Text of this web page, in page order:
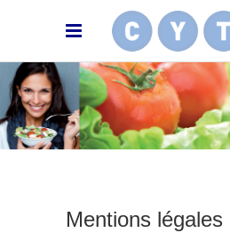
Mentions légales